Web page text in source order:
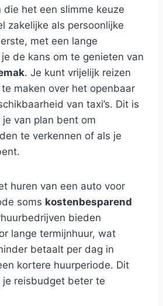
het een slimme keuze
zakelijke als persoonlijke
met een lange
de kans om te genieten van
. Je kunt vrijelijk reizen
maken over het openbaar
van taxi’s. Dit is
van plan bent om
te verkennen of als je
huren van een auto voor
soms kostenbesparend
bieden
lange termijnhuur, wat
betaalt per dag in
kortere huurperiode. Dit
je reisbudget beter te